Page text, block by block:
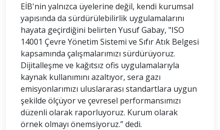
EİB'nin yalnızca üyelerine değil, kendi kurumsal
yapısında da sürdürülebilirlik uygulamalarını
hayata geçirdiğini belirten Yusuf Gabay, "ISO
14001 Çevre Yönetim Sistemi ve Sıfır Atık Belgesi
kapsamında çalışmalarımızı sürdürüyoruz.
Dijitalleşme ve kağıtsız ofis uygulamalarıyla
kaynak kullanımını azaltıyor, sera gazı
emisyonlarımızı uluslararası standartlara uygun
şekilde ölçüyor ve çevresel performansımızı
düzenli olarak raporluyoruz. Kurum olarak
örnek olmayı önemsiyoruz.” dedi.